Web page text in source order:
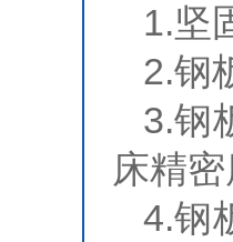
1.坚
2.钢
3.钢
床精
4.钢